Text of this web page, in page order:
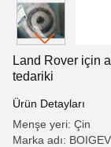
Land Rover için
tedariki
Ürün Detayları
Menşe yeri: Çin
Marka adı: